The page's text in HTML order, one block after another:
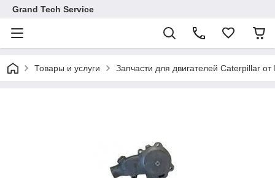
Grand Tech Service
Товары и услуги Запчасти для двигателей Caterpillar от